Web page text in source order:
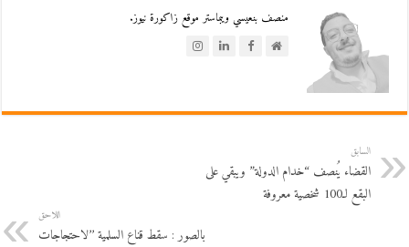
منصف بنعيسي ويبماستر موقع زاكورة نيوز.
السابق
القضاء يُنصف “خدام الدولة” ويبقي على
البقع لـ100 شخصية معروفة
اللاحق
بالصور : سقط قناع السلمية ’’لاحتجاجات